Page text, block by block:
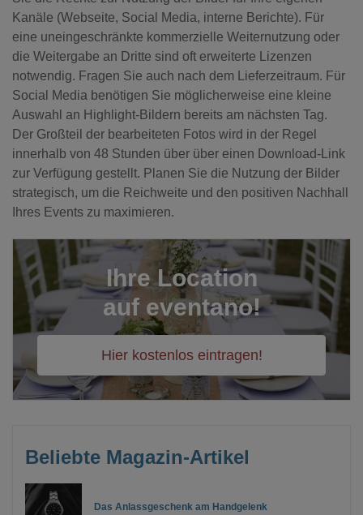
Kanäle (Webseite, Social Media, interne Berichte). Für
eine uneingeschränkte kommerzielle Weiternutzung oder
die Weitergabe an Dritte sind oft erweiterte Lizenzen
notwendig. Fragen Sie auch nach dem Lieferzeitraum. Für
Social Media benötigen Sie möglicherweise eine kleine
Auswahl an Highlight-Bildern bereits am nächsten Tag.
Der Großteil der bearbeiteten Fotos wird in der Regel
innerhalb von 48 Stunden über über einen Download-Link
zur Verfügung gestellt. Planen Sie die Nutzung der Bilder
strategisch, um die Reichweite und den positiven Nachhall
Ihres Events zu maximieren.
Ihre Location
auf eventano!
Hier kostenlos eintragen!
Beliebte Magazin-Artikel
Das Anlassgeschenk am Handgelenk